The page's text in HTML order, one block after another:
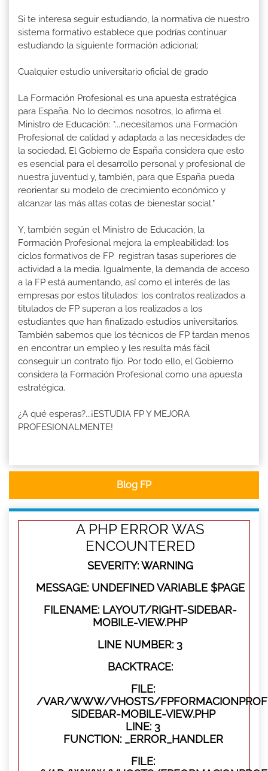
Si te interesa seguir estudiando, la normativa de nuestro
sistema formativo establece que podrías continuar
estudiando la siguiente formación adicional:
Cualquier estudio universitario oficial de grado
La Formación Profesional es una apuesta estratégica
para España. No lo decimos nosotros, lo afirma el
Ministro de Educación: "...necesitamos una Formación
Profesional de calidad y adaptada a las necesidades de
la sociedad. El Gobierno de España considera que esto
es esencial para el desarrollo personal y profesional de
nuestra juventud y, también, para que España pueda
reorientar su modelo de crecimiento económico y
alcanzar las más altas cotas de bienestar social."
Y, también según el Ministro de Educación, la
Formación Profesional mejora la empleabilidad: los
ciclos formativos de FP registran tasas superiores de
actividad a la media. Igualmente, la demanda de acceso
a la FP está aumentando, así como el interés de las
empresas por estos titulados: los contratos realizados a
titulados de FP superan a los realizados a los
estudiantes que han finalizado estudios universitarios.
También sabemos que los técnicos de FP tardan menos
en encontrar un empleo y les resulta más fácil
conseguir un contrato fijo. Por todo ello, el Gobierno
considera la Formación Profesional como una apuesta
estratégica.
¿A qué esperas?...¡ESTUDIA FP Y MEJORA
PROFESIONALMENTE!
Blog FP
A PHP ERROR WAS
ENCOUNTERED
SEVERITY: WARNING
MESSAGE: UNDEFINED VARIABLE $PAGE
FILENAME: LAYOUT/RIGHT-SIDEBAR-
MOBILE-VIEW.PHP
LINE NUMBER: 3
BACKTRACE:
FILE:
/VAR/WWW/VHOSTS/
SIDEBAR-MOBILE-VIEW.PHP
LINE: 3
FUNCTION: _ERROR_HANDLER
FILE: